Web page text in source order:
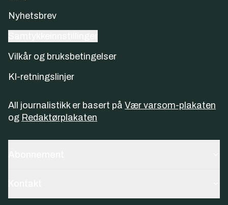
Nyhetsbrev
Vilkår og bruksbetingelser
KI-retningslinjer
All journalistikk er basert på Vær varsom-plakaten
og Redaktørplakaten